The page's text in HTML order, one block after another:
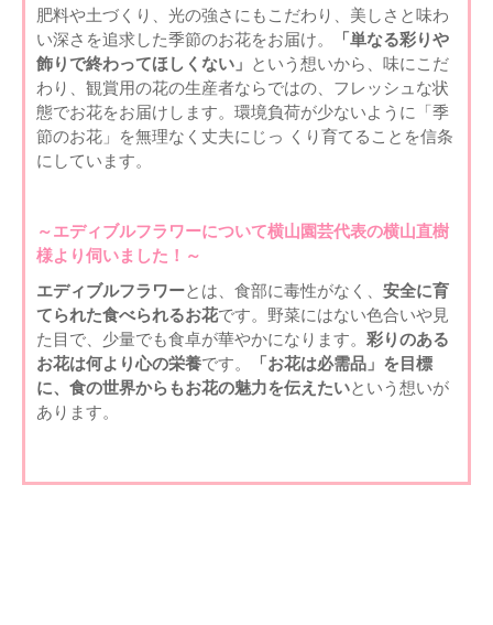
肥料や土づくり、光の強さにもこだわり、美しさと味わ
い深さを追求した季節のお花をお届け。
「単なる彩りや
飾りで終わってほしくない」 という想いから、味にこだ
わり、観賞用の花の生産者ならではの、フレッシュな状
態でお花をお届けします。環境負荷が少ないように「季
節のお花」を無理なく丈夫にじっ くり育てることを信条
にしています。
～エディブルフラワーについて横山園芸代表の横山直樹
様より伺いました！～
エディブルフラワーとは、食部に毒性がなく、 安全に育
てられた食べられるお花です。野菜にはない色合いや見
た目で、少量でも食卓が華やかになります。 彩りのある
お花は何より心の栄養です。
「お花は必需品」を目標
に、食の世界からもお花の魅力を伝えたいという想いが
あります。